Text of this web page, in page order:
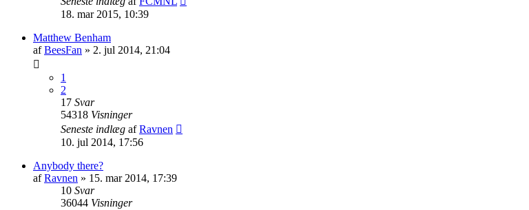
18. mar 2015, 10:39
Matthew Benham
afBeesFan » 2. jul 2014, 21:04
1
2
17 Svar
54318 Visninger
Seneste indlæg afRavnen
10. jul 2014, 17:56
Anybody there?
afRavnen » 15. mar 2014, 17:39
10 Svar
36044 Visninger